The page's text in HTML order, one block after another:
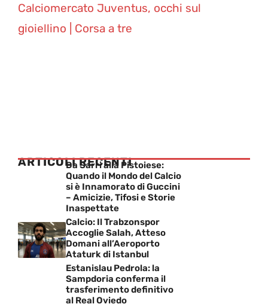
Calciomercato Juventus, occhi sul
gioiellino | Corsa a tre
ARTICOLI RECENTI
Da Sarri alla Pistoiese:
Quando il Mondo del Calcio
si è Innamorato di Guccini
– Amicizie, Tifosi e Storie
Inaspettate
Calcio: Il Trabzonspor
Accoglie Salah, Atteso
Domani all’Aeroporto
Ataturk di Istanbul
Estanislau Pedrola: la
Sampdoria conferma il
trasferimento definitivo
al Real Oviedo